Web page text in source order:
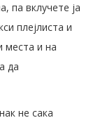
па вклучете ја
плејлиста и
места и на
да
не сака